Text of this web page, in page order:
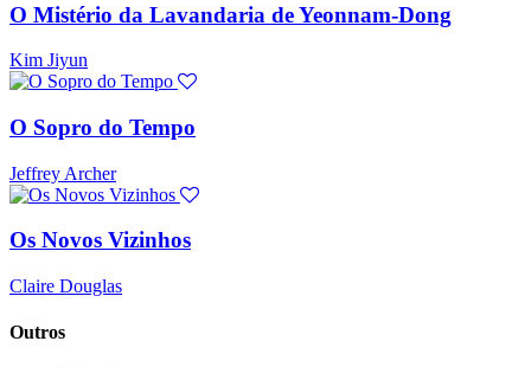
O Mistério da Lavandaria de Yeonnam-Dong
Kim Jiyun
O Sopro do Tempo
Jeffrey Archer
Os Novos Vizinhos
Claire Douglas
Outros